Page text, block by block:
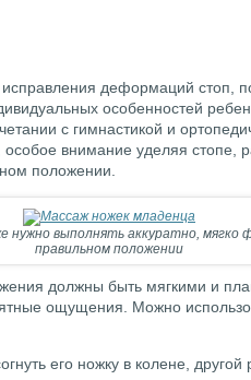
деформаций стоп,
особенностей
с гимнастикой и
внимание уделяя стопе,
положении.
нужно выполнять аккуратно, мягко
правильном положении
должны быть мягкими и
ощущения. Можно
его ножку в колене, другой